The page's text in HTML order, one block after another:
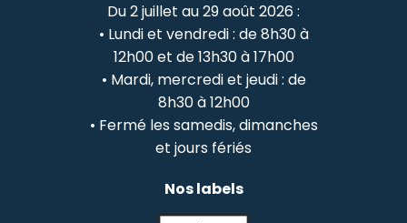
Du 2 juillet au 29 août 2026 :
• Lundi et vendredi : de 8h30 à
12h00 et de 13h30 à 17h00
• Mardi, mercredi et jeudi : de
8h30 à 12h00
• Fermé les samedis, dimanches
et jours fériés
Nos labels